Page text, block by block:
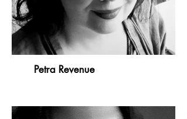
Petra Revenue